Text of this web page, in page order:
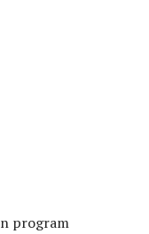
program